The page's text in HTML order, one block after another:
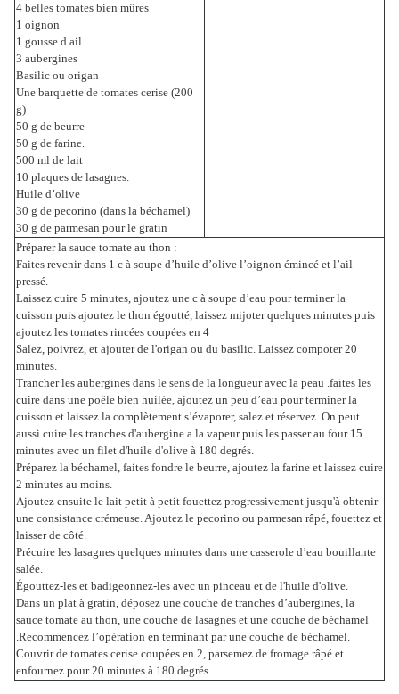
4 belles tomates bien mûres
1 oignon
1 gousse d ail
3 aubergines
Basilic ou origan
Une barquette de tomates cerise (200
g)
50 g de beurre
50 g de farine.
500 ml de lait
10 plaques de lasagnes.
Huile d’olive
30 g de pecorino (dans la béchamel)
30 g de parmesan pour le gratin
Préparer la sauce tomate au thon :
Faites revenir dans 1 c à soupe d’huile d’olive l’oignon émincé et l’ail
pressé.
Laissez cuire 5 minutes, ajoutez une c à soupe d’eau pour terminer la
cuisson puis ajoutez le thon égoutté, laissez mijoter quelques minutes puis
ajoutez les tomates rincées coupées en 4
Salez, poivrez, et ajouter de l'origan ou du basilic. Laissez compoter 20
minutes.
Trancher les aubergines dans le sens de la longueur avec la peau .faites les
cuire dans une poêle bien huilée, ajoutez un peu d’eau pour terminer la
cuisson et laissez la complètement s’évaporer, salez et réservez .On peut
aussi cuire les tranches d'aubergine a la vapeur puis les passer au four 15
minutes avec un filet d'huile d'olive à 180 degrés.
Préparez la béchamel, faites fondre le beurre, ajoutez la farine et laissez cuire
2 minutes au moins.
Ajoutez ensuite le lait petit à petit fouettez progressivement jusqu'à obtenir
une consistance crémeuse. Ajoutez le pecorino ou parmesan râpé, fouettez et
laisser de côté.
Précuire les lasagnes quelques minutes dans une casserole d’eau bouillante
salée.
Égouttez-les et badigeonnez-les avec un pinceau et de l'huile d'olive.
Dans un plat à gratin, déposez une couche de tranches d’aubergines, la
sauce tomate au thon, une couche de lasagnes et une couche de béchamel
.Recommencez l’opération en terminant par une couche de béchamel.
Couvrir de tomates cerise coupées en 2, parsemez de fromage râpé et
enfournez pour 20 minutes à 180 degrés.